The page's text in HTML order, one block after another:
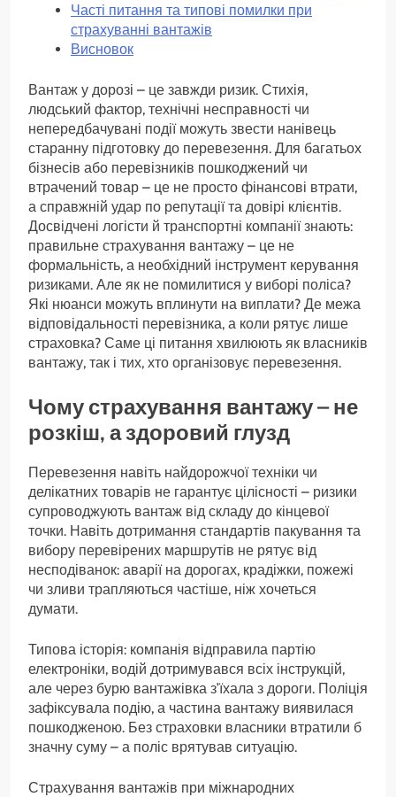
Часті питання та типові помилки при
страхуванні вантажів
Висновок
Вантаж у дорозі – це завжди ризик. Стихія,
людський фактор, технічні несправності чи
непередбачувані події можуть звести нанівець
старанну підготовку до перевезення. Для багатьох
бізнесів або перевізників пошкоджений чи
втрачений товар – це не просто фінансові втрати,
а справжній удар по репутації та довірі клієнтів.
Досвідчені логісти й транспортні компанії знають:
правильне страхування вантажу – це не
формальність, а необхідний інструмент керування
ризиками. Але як не помилитися у виборі поліса?
Які нюанси можуть вплинути на виплати? Де межа
відповідальності перевізника, а коли рятує лише
страховка? Саме ці питання хвилюють як власників
вантажу, так і тих, хто організовує перевезення.
Чому страхування вантажу – не
розкіш, а здоровий глузд
Перевезення навіть найдорожчої техніки чи
делікатних товарів не гарантує цілісності – ризики
супроводжують вантаж від складу до кінцевої
точки. Навіть дотримання стандартів пакування та
вибору перевірених маршрутів не рятує від
несподіванок: аварії на дорогах, крадіжки, пожежі
чи зливи трапляються частіше, ніж хочеться
думати.
Типова історія: компанія відправила партію
електроніки, водій дотримувався всіх інструкцій,
але через бурю вантажівка з’їхала з дороги. Поліція
зафіксувала подію, а частина вантажу виявилася
пошкодженою. Без страховки власники втратили б
значну суму – а поліс врятував ситуацію.
Страхування вантажів при міжнародних